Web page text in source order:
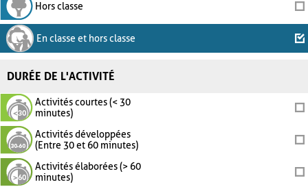
Hors classe
En classe et hors classe
DURÉE DE L'ACTIVITÉ
Activités courtes (< 30
minutes)
Activités développées
(Entre 30 et 60 minutes)
Activités élaborées (> 60
minutes)